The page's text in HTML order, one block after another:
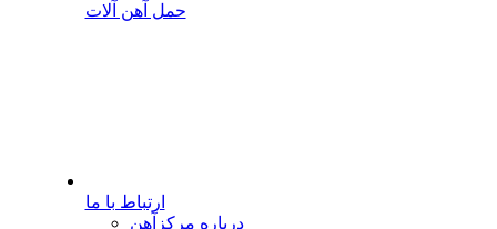
حمل آهن آلات
ارتباط با ما
درباره مرکزآهن